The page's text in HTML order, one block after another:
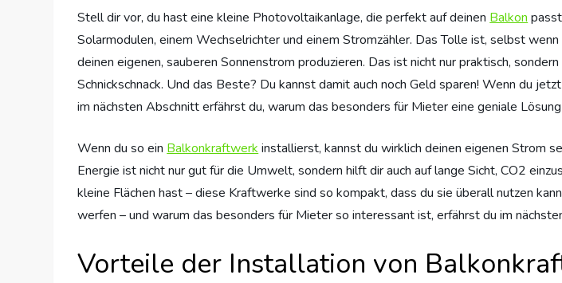
Stell dir vor, du hast eine kleine Photovoltaikanlage, die perfekt auf deinen Balkon
Solarmodulen, einem Wechselrichter und einem Stromzähler. Das Tolle ist, selbst
deinen eigenen, sauberen Sonnenstrom produzieren. Das ist nicht nur praktisch,
Schnickschnack. Und das Beste? Du kannst damit auch noch Geld sparen! Wenn du
im nächsten Abschnitt erfährst du, warum das besonders für Mieter eine geniale
Wenn du so ein Balkonkraftwerk installierst, kannst du wirklich deinen eigenen Strom
Energie ist nicht nur gut für die Umwelt, sondern hilft dir auch auf lange Sicht, CO2
kleine Flächen hast – diese Kraftwerke sind so kompakt, dass du sie überall nutzen
werfen – und warum das besonders für Mieter so interessant ist, erfährst du im
Vorteile der Installation von